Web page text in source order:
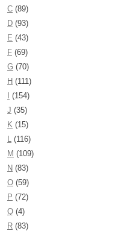
C (89)
D (93)
E (43)
F (69)
G (70)
H (111)
(154)
J (35)
K (15)
L (116)
M (109)
N (83)
O (59)
P (72)
Q (4)
R (83)